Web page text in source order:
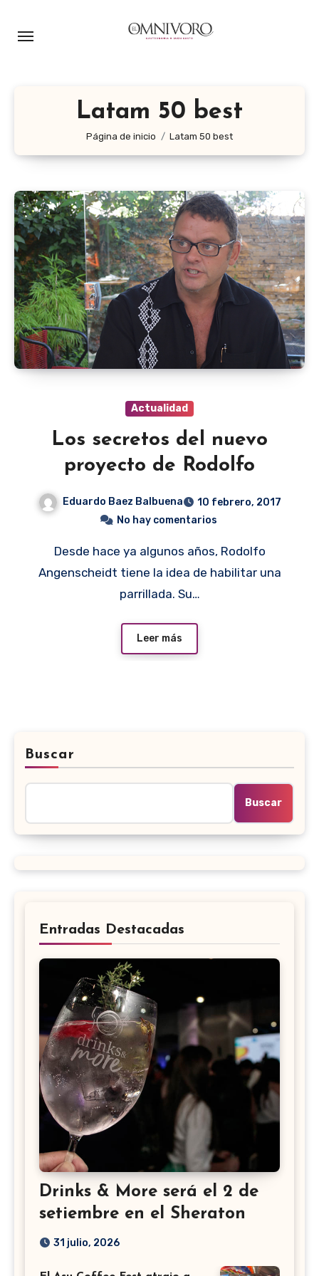
Latam 50 best
Página de inicio Latam 50 best
Actualidad
Los secretos del nuevo
proyecto de Rodolfo
Eduardo Baez Balbuena
10 febrero, 2017
No hay comentarios
Desde hace ya algunos años, Rodolfo
Angenscheidt tiene la idea de habilitar una
parrillada. Su…
Leer más
Buscar
Buscar
Entradas Destacadas
Drinks & More será el 2 de
setiembre en el Sheraton
31 julio, 2026